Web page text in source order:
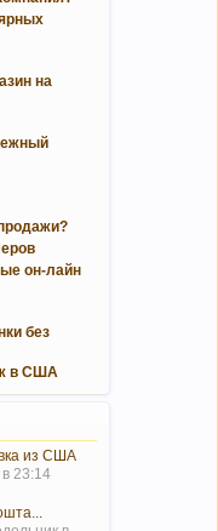
на
он-лайн
без
в США
из США
23:14